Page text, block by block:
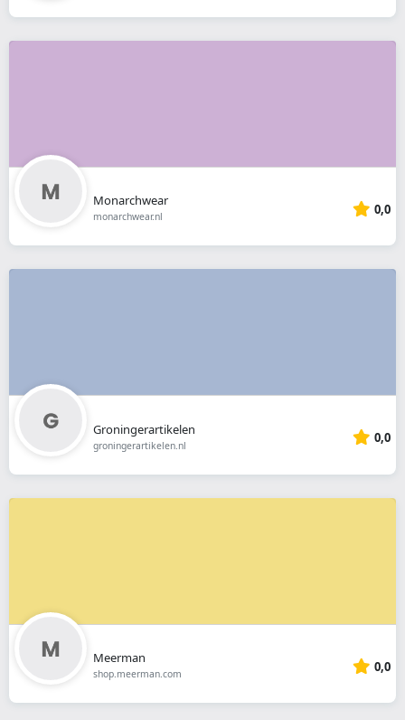
Monarchwear
monarchwear.nl 0,0
Groningerartikelen
groningerartikelen.nl 0,0
Meerman
shop.meerman.com 0,0